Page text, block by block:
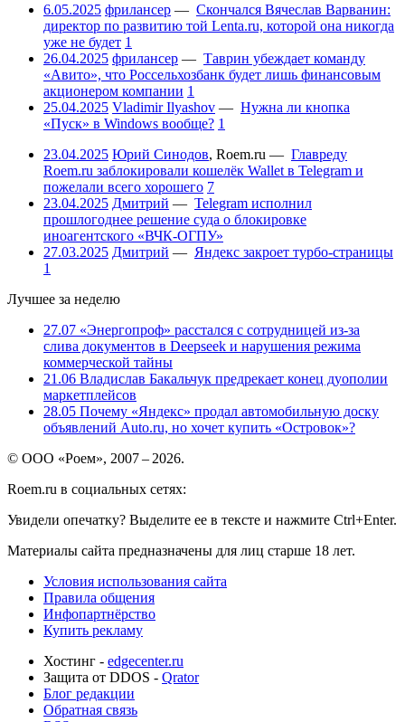
6.05.2025 фрилансер — Скончался Вячеслав Варванин:
директор по развитию той Lenta.ru, которой она никогда
уже не будет 1
26.04.2025 фрилансер — Таврин убеждает команду
«Авито», что Россельхозбанк будет лишь финансовым
акционером компании 1
25.04.2025 Vladimir Ilyashov — Нужна ли кнопка
«Пуск» в Windows вообще? 1
23.04.2025 Юрий Синодов, Roem.ru — Главреду
Roem.ru заблокировали кошелёк Wallet в Telegram и
пожелали всего хорошего 7
23.04.2025 Дмитрий — Telegram исполнил
прошлогоднее решение суда о блокировке
иноагентского «ВЧК-ОГПУ»
27.03.2025 Дмитрий — Яндекс закроет турбо-страницы
1
Лучшее за неделю
27.07 «Энергопроф» расстался с сотрудницей из-за
слива документов в Deepseek и нарушения режима
коммерческой тайны
21.06 Владислав Бакальчук предрекает конец дуополии
маркетплейсов
28.05 Почему «Яндекс» продал автомобильную доску
объявлений Auto.ru, но хочет купить «Островок»?
© ООО «Роем», 2007 – 2026.
Roem.ru в социальных сетях:
Увидели опечатку? Выделите ее в тексте и нажмите Ctrl+Enter.
Материалы сайта предназначены для лиц старше 18 лет.
Условия использования сайта
Правила общения
Инфопартнёрство
Купить рекламу
Хостинг - edgecenter.ru
Защита от DDOS - Qrator
Блог редакции
Обратная связь